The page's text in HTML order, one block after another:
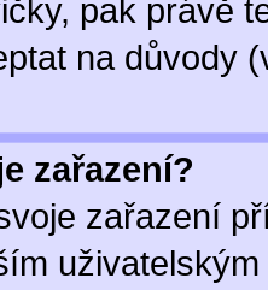
pak právě
na důvody
zařazení?
zařazení